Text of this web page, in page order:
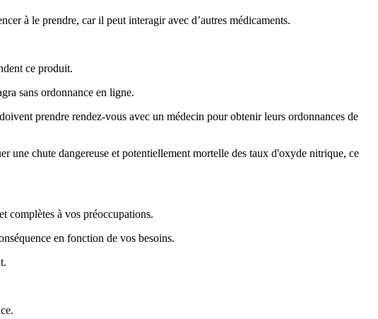
à le prendre, car il peut interagir avec d’autres médicaments.
ce produit.
sans ordonnance en ligne.
prendre rendez-vous avec un médecin pour obtenir leurs ordonnances de
une chute dangereuse et potentiellement mortelle des taux d'oxyde nitrique, ce
complètes à vos préoccupations.
en fonction de vos besoins.